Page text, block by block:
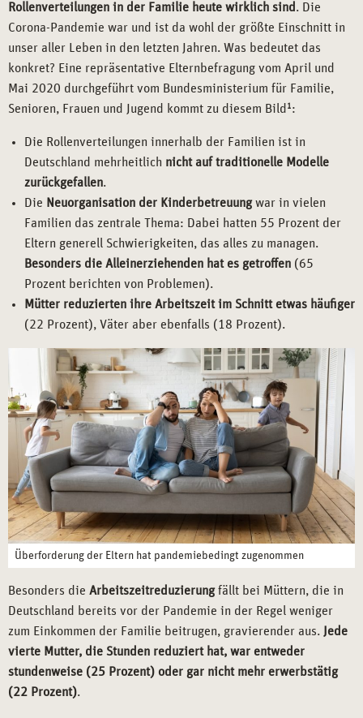
Rollenverteilungen in der Familie heute wirklich sind . Die
Corona-Pandemie war und ist da wohl der größte Einschnitt in
unser aller Leben in den letzten Jahren. Was bedeutet das
konkret? Eine repräsentative Elternbefragung vom April und
Mai 2020 durchgeführt vom Bundesministerium für Familie,
Senioren, Frauen und Jugend kommt zu diesem Bild 1 :
Die Rollenverteilungen innerhalb der Familien ist in
Deutschland mehrheitlich nicht auf traditionelle Modelle
zurückgefallen.
Die Neuorganisation der Kinderbetreuungwar in vielen
Familien das zentrale Thema: Dabei hatten 55 Prozent der
Eltern generell Schwierigkeiten, das alles zu managen.
Besonders die Alleinerziehenden hat es getroffen (65
Prozent berichten von Problemen).
Mütter reduzierten ihre Arbeitszeit im Schnitt etwas häufiger
(22 Prozent), Väter aber ebenfalls (18 Prozent).
Überforderung der Eltern hat pandemiebedingt zugenommen
Besonders die Arbeitszeitreduzierungfällt bei Müttern, die in
Deutschland bereits vor der Pandemie in der Regel weniger
zum Einkommen der Familie beitrugen, gravierender aus. Jede
vierte Mutter, die Stunden reduziert hat, war entweder
stundenweise (25 Prozent) oder gar nicht mehr erwerbstätig
(22 Prozent).